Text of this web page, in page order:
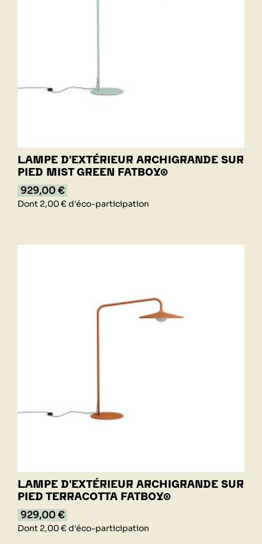
LAMPE D'EXTÉRIEUR ARCHIGRANDE SUR
PIED MIST GREEN FATBOY®
929,00 €
Dont 2,00 € d'éco-participation
LAMPE D'EXTÉRIEUR ARCHIGRANDE SUR
PIED TERRACOTTA FATBOY®
929,00 €
Dont 2,00 € d'éco-participation